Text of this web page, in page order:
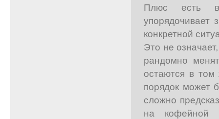
Плюс есть
упорядочивает
конкретной
Это не
рандомно
остаются в том
порядок может
сложно
на кофейной